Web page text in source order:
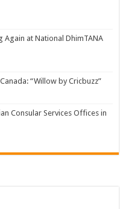
Again at National DhimTANA
“Willow by Cricbuzz”
Consular Services Offices in